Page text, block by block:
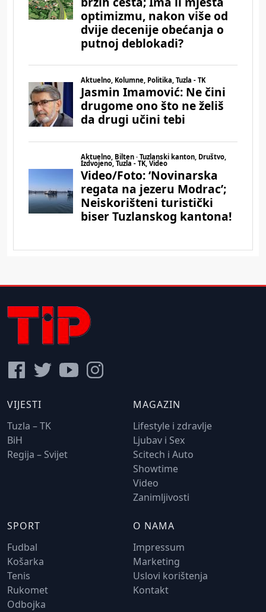
VIJESTI
Tuzla – TK
BiH
Regija – Svijet
MAGAZIN
Lifestyle i zdravlje
Ljubav i Sex
Scitech i Auto
Showtime
Video
Zanimljivosti
SPORT
Fudbal
Košarka
Tenis
Rukomet
Odbojka
O NAMA
Impressum
Marketing
Uslovi korištenja
Kontakt